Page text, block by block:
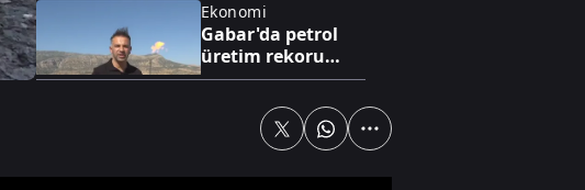
Ekonomi
Gabar'da petrol
üretim rekoru
kırıldı
Başkan Vekilliği